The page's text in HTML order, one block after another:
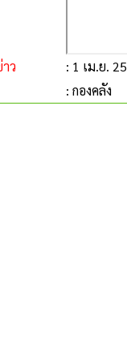
ว
: 1 เม.ย.
: กองคลัง